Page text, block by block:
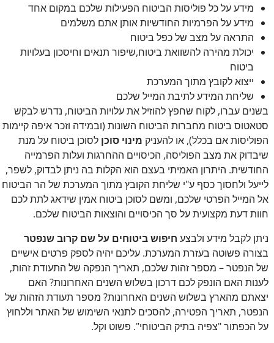
מידע על כל פוליסות הביטוח הפעילות שלכם במקום אחד
מידע על הפרמיות החודשיות אותן אתם משלמים
התראה על מצב של כפל ביטוח
יכולת מהירה להשוואת ביטוח,שיפור תנאים וחיסכון בעלויות
ביטוח
ייצוא לקובץ מתוך המערכת
שליחת המידע לתיבת המייל שלכם
בשנים עברו, לקוח שחפץ להוזיל את עלויות הביטוח, נדרש לבקש
סטאטוס ביטוח מחברות הביטוח השונות (ובמידה וזכר איפה קיימות
הפוליסות אם בכלל), או להעניק מינוי סוכן לסוכן ביטוח על מנת
שיבדוק את מצב הפוליסה, הכיסויים ההחרגות ועלות הפרמייה
החודשית. היתרון האמיתי בעצם הוא הקלות בה ניתן לבדוק, לשפר,
לייעל ולחסוך כסף ע"י שליחת הקובץ מתוך המערכת של הר הביטוח
אל המייל הפרטי שלכם, ומשם לסוכן ביטוח אמין שידאג לתת לכם
חוות דעת מקצועית על סך הכיסויים והוצאות הביטוח שלכם.
ניתן לקבל מידע ולבצע חיפוש ביטוחים על שם קרוב שנפטר
בצורה פשוטה בעזרת המערכת. עליכם יהיה לספק פרטים אישיים
של הנפטר – מספר זהות שלכם, תאריך הנפקה של התעודת זהות,
לענות האם הונפק לכם דרכון בשלוש השנים האחרונות? האם
יצאתם מהארץ בשלוש השנים האחרונות? מספר תעודת הזהות של
הנפטר, תאריך הפטירה, להסכים לתנאי השימוש של האתר וללחוץ
על הכפתור "צפיה בתיק הביטוחי". פשוט וקל.